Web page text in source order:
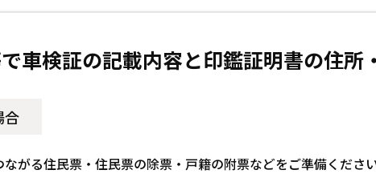
車検証の記載内容と印鑑証明書の住所
合
がる住民票・住民票の除票・戸籍の附票などをご準備くださ